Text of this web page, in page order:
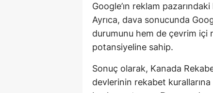
Google’ın reklam
Ayrıca, dava sonucunda
durumunu hem de çevrim içi
potansiyeline sahip.
Sonuç olarak, Kanada
devlerinin rekabet